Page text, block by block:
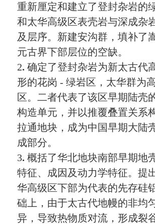
重新厘定和建立了登封杂岩的
和太华高级区表壳岩与深成杂
及层序。新建安沟群，填补了
元古界下部层位的空缺。
2.确定了登封杂岩为新太古代
形的花岗 -绿岩区，太华群为
区。二者代表了该区早期陆壳
构造单元，并以推覆叠置关系
拉通地块，成为中国早期大陆
成部分。
3.概括了华北地块南部早期地
特征、成因及动力学特征。提
华高级区下部为代表的先存硅
础上，由于太古代地幔的非均
异，导致热物质对流，形成裂